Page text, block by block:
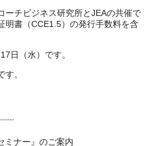
ーチビジネス研究所とJEAの共催で
明書（CCE1.5）の発行手数料を含
日（水）です。
。
ミナー』のご案内